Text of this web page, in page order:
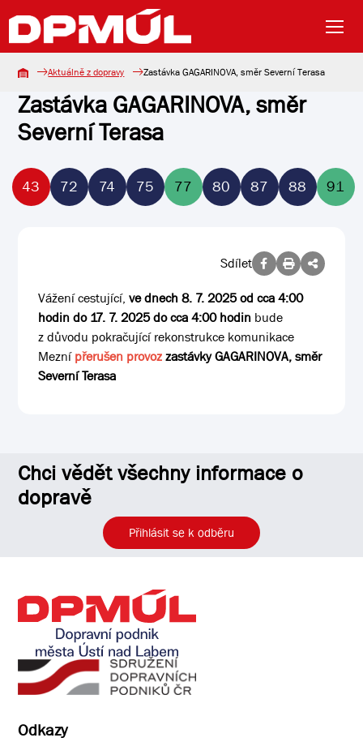
Aktuálně z dopravy Zastávka GAGARINOVA, směr Severní Terasa
Zastávka GAGARINOVA, směr
Severní Terasa
43 72 74 75 77 80 87 88 91
Sdílet
Vážení cestující,ve dnech 8. 7. 2025 od cca 4:00
hodin do 17. 7. 2025 do cca 4:00 hodin bude
z důvodu pokračující rekonstrukce komunikace
Meznípřerušen provoz zastávky GAGARINOVA, směr
Severní Terasa
Chci vědět všechny informace o
dopravě
Přihlásit se k odběru
Odkazy